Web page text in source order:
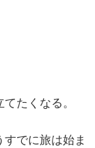
たくなる。
でに旅は始ま